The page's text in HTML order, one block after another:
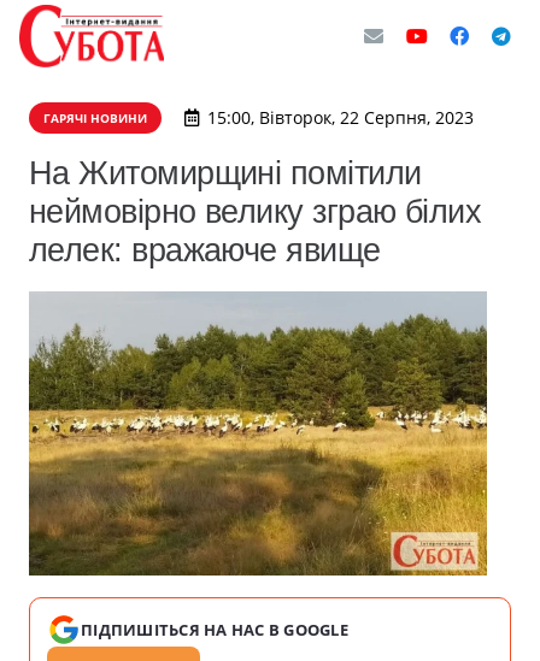
ГАРЯЧІ НОВИНИ 15:00, Вівторок, 22 Серпня, 2023
На Житомирщині помітили
неймовірно велику зграю білих
лелек: вражаюче явище
ПІДПИШІТЬСЯ НА НАС В GOOGLE